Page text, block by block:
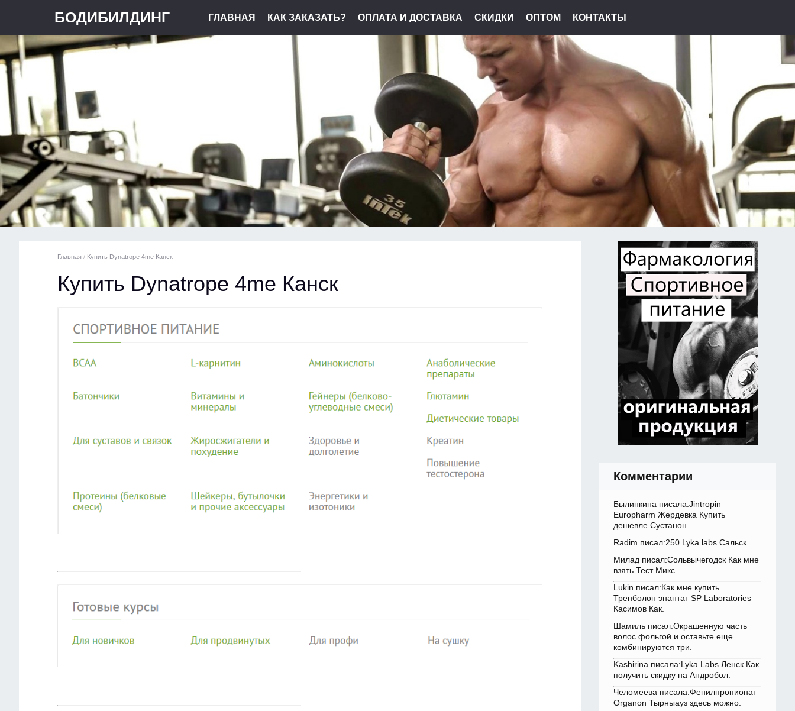
БОДИБИЛДИНГ ГЛАВНАЯ КАК ЗАКАЗАТЬ? ОПЛАТА И ДОСТАВКА СКИДКИ ОПТОМ КОНТАКТЫ
Главная / Купить Dynatrope 4me Канск
Купить Dynatrope 4me Канск
Комментарии
Былинкина писала:Jintropin
Europharm Жердевка Купить
дешевле Сустанон.
Radim писал:250 Lyka labs Сальск.
Милад писал:Сольвычегодск Как мне
взять Тест Микс.
Lukin писал:Как мне купить
Тренболон энантат SP Laboratories
Касимов Как.
Шамиль писал:Окрашенную часть
волос фольгой и оставьте еще
комбинируются три.
Kashirina писала:Lyka Labs Ленск Как
получить скидку на Андробол.
Челомеева писала:Фенилпропионат
Organon Тырныауз здесь можно.